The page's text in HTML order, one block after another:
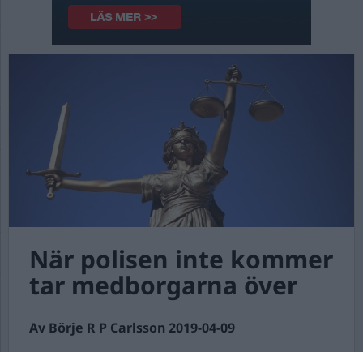
När polisen inte kommer
tar medborgarna över
Av Börje R P Carlsson 2019-04-09